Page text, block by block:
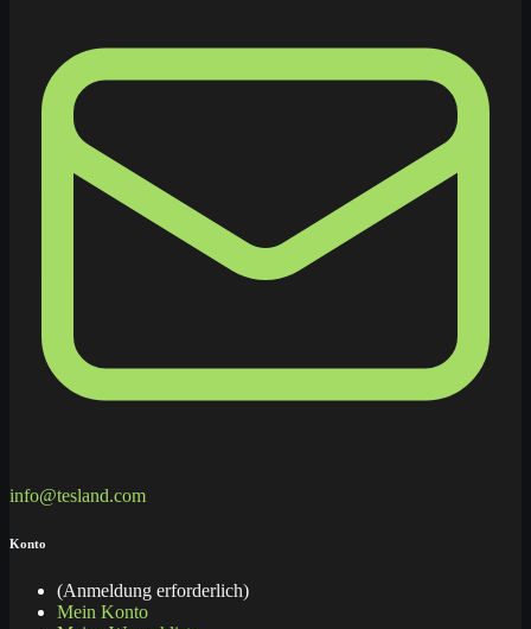
info@tesland.com
Konto
(Anmeldung erforderlich)
Mein Konto